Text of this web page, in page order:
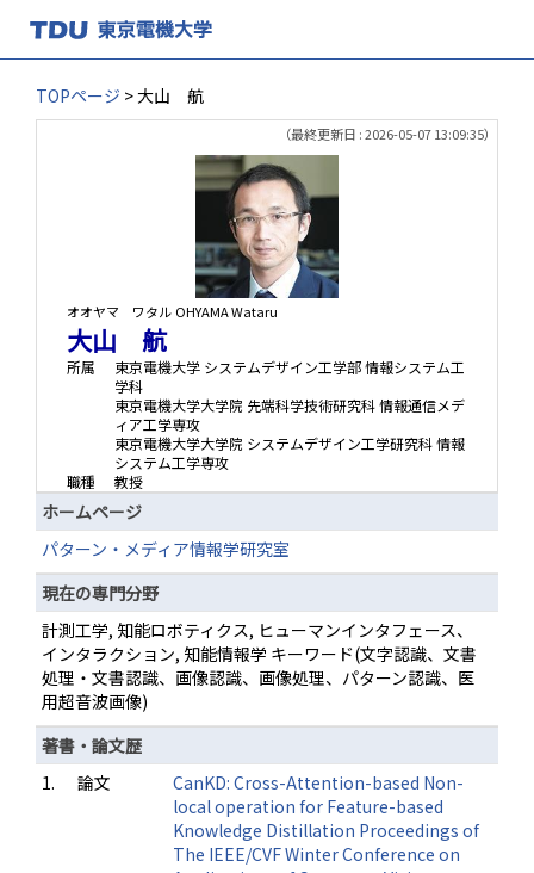
TOPページ > 大山 航
（最終更新日 : 2026-05-07 13:09:35）
オオヤマ ワタル OHYAMA Wataru
大山 航
所属
東京電機大学 システムデザイン工学部 情報システム工
学科
東京電機大学大学院 先端科学技術研究科 情報通信メデ
ィア工学専攻
東京電機大学大学院 システムデザイン工学研究科 情報
システム工学専攻
職種
教授
ホームページ
パターン・メディア情報学研究室
現在の専門分野
計測工学, 知能ロボティクス, ヒューマンインタフェース、
インタラクション, 知能情報学 キーワード(文字認識、文書
処理・文書認識、画像認識、画像処理、パターン認識、医
用超音波画像)
著書・論文歴
1.
論文
CanKD: Cross-Attention-based Non-
local operation for Feature-based
Knowledge Distillation Proceedings of
The IEEE/CVF Winter Conference on